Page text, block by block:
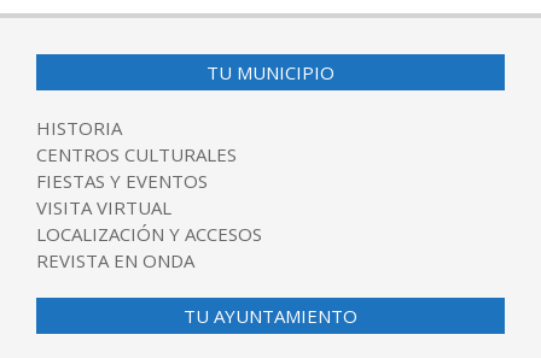
TU MUNICIPIO
HISTORIA
CENTROS CULTURALES
FIESTAS Y EVENTOS
VISITA VIRTUAL
LOCALIZACIÓN Y ACCESOS
REVISTA EN ONDA
TU AYUNTAMIENTO